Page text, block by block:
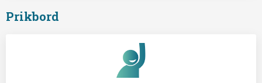
Prikbord